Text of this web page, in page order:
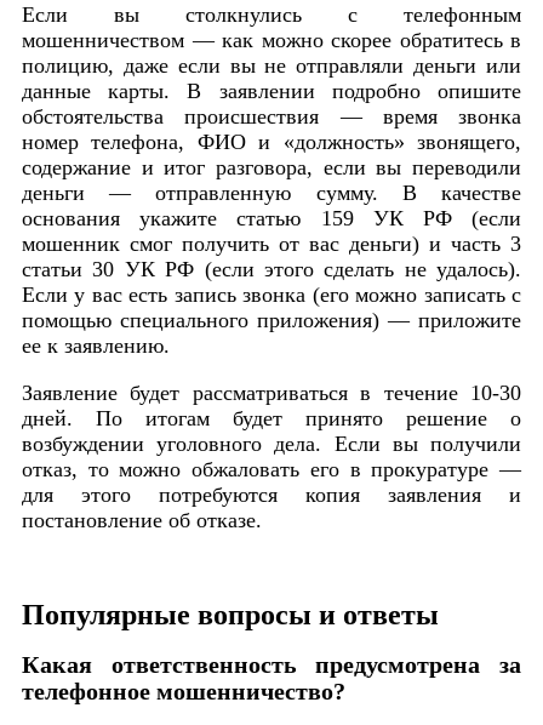
Если вы столкнулись с телефонным
мошенничеством — как можно скорее обратитесь в
полицию, даже если вы не отправляли деньги или
данные карты. В заявлении подробно опишите
обстоятельства происшествия — время звонка
номер телефона, ФИО и «должность» звонящего,
содержание и итог разговора, если вы переводили
деньги — отправленную сумму. В качестве
основания укажите статью 159 УК РФ (если
мошенник смог получить от вас деньги) и часть 3
статьи 30 УК РФ (если этого сделать не удалось).
Если у вас есть запись звонка (его можно записать с
помощью специального приложения) — приложите
ее к заявлению.
Заявление будет рассматриваться в течение 10-30
дней. По итогам будет принято решение о
возбуждении уголовного дела. Если вы получили
отказ, то можно обжаловать его в прокуратуре —
для этого потребуются копия заявления и
постановление об отказе.
Популярные вопросы и ответы
Какая ответственность предусмотрена за
телефонное мошенничество?